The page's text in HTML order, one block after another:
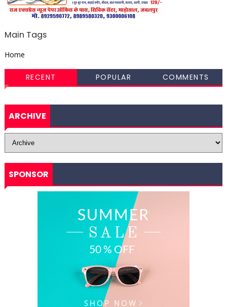
Main Tags
Home
RECENT POPULAR COMMENTS
ARCHIVE
SPONSOR